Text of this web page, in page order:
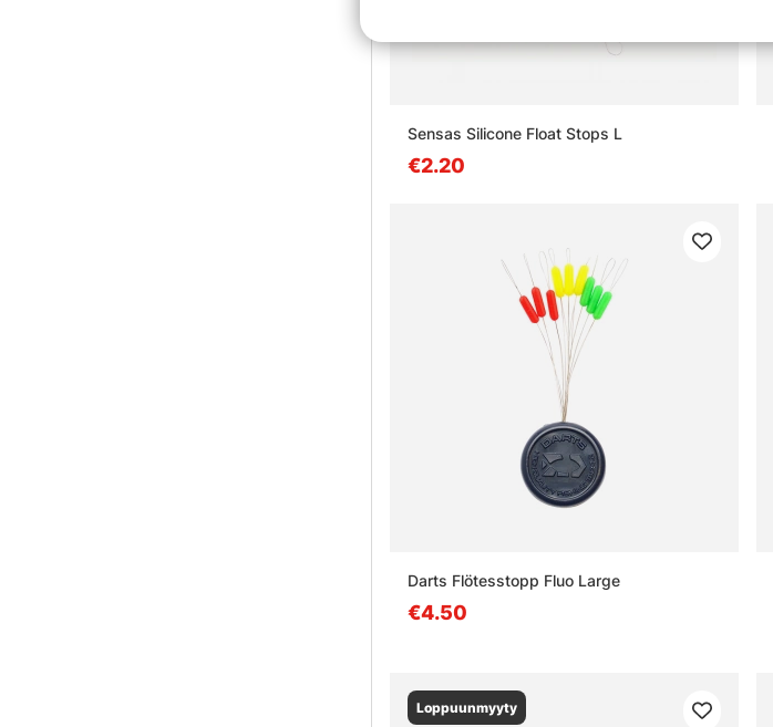
Sensas Silicone Float Stops L
€2.20
Darts Flötesstopp Fluo Large
€4.50
Loppuunmyyty